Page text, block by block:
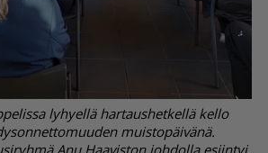
lyhyellä hartaushetkellä kello
muistopäivänä.